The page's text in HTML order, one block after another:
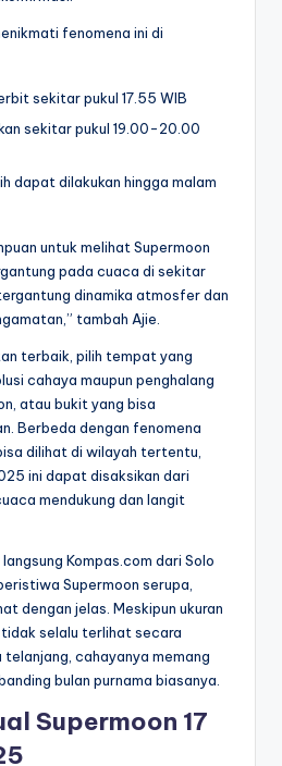
fenomena ini di
sekitar pukul 17.55 WIB
sekitar pukul 19.00-20.00
dapat dilakukan hingga malam
untuk melihat Supermoon
pada cuaca di sekitar
dinamika atmosfer dan
tambah Ajie.
terbaik, pilih tempat yang
cahaya maupun penghalang
atau bukit yang bisa
Berbeda dengan fenomena
dilihat di wilayah tertentu,
ini dapat disaksikan dari
mendukung dan langit
Kompas.com dari Solo
Supermoon serupa,
dengan jelas. Meskipun ukuran
selalu terlihat secara
cahayanya memang
bulan purnama biasanya.
Supermoon 17